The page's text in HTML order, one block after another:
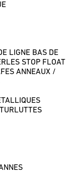
LIGNE BAS DE
STOP FLOAT
ANNEAUX /
TURLUTTES